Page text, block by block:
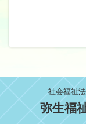
社会福祉
弥生福